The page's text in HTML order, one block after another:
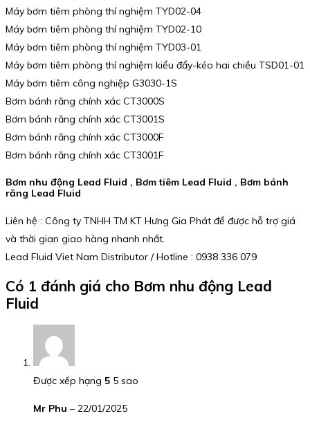
Máy bơm tiêm phòng thí nghiệm TYD02-04
Máy bơm tiêm phòng thí nghiệm TYD02-10
Máy bơm tiêm phòng thí nghiệm TYD03-01
Máy bơm tiêm phòng thí nghiệm kiểu đẩy-kéo hai chiều TSD01-01
Máy bơm tiêm công nghiệp G3030-1S
Bơm bánh răng chính xác CT3000S
Bơm bánh răng chính xác CT3001S
Bơm bánh răng chính xác CT3000F
Bơm bánh răng chính xác CT3001F
Bơm nhu động Lead Fluid , Bơm tiêm Lead Fluid , Bơm bánh
răng Lead Fluid
Liên hệ : Công ty TNHH TM KT Hưng Gia Phát để được hỗ trợ giá
và thời gian giao hàng nhanh nhất.
Lead Fluid Viet Nam Distributor / Hotline : 0938 336 079
Có 1 đánh giá cho Bơm nhu động Lead
Fluid
Được xếp hạng 5 5 sao
Mr Phu – 22/01/2025